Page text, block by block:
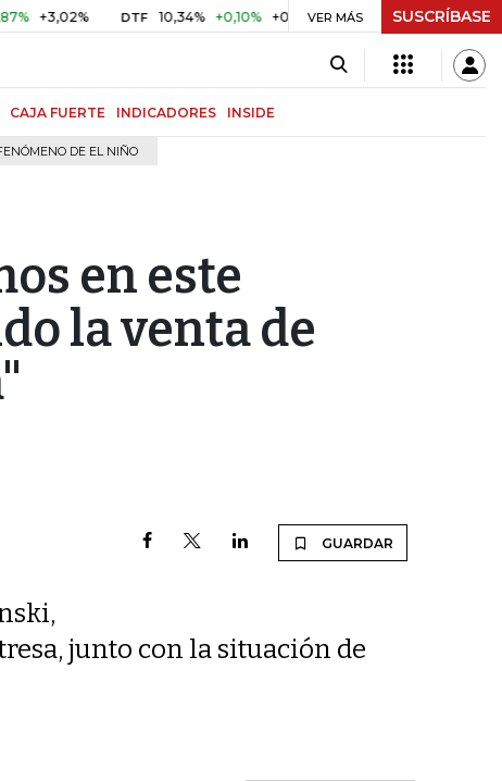
DTF 10,34% +0,10% +0,98% UVR $ 416,81 +$ 0,05 +0,01%
VER MÁS SUSCRÍBASE
CAJA FUERTE INDICADORES INSIDE
DE EL NIÑO
en este
la venta de
GUARDAR
junto con la situación de